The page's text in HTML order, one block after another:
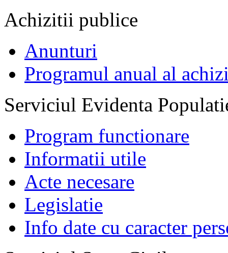
Achizitii publice
Anunturi
Programul anual al
Serviciul Evidenta
Program functionare
Informatii utile
Acte necesare
Legislatie
Info date cu caracter